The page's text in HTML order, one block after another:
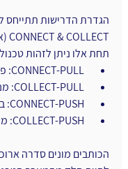
הגדרת הדרישות תתייחס
CONNECT & COLLECT (אנשים) ב) PULL & PUSH.
תחת אלו ניתן לזהות
CONNECT-PULL: פורום שאלות תשובות
COLLECT-PULL: מנוע חיפוש; ארכיונים ומאגרי ידע
CONNECT-PUSH: בלוגים ומיקרו-בלוגים
COLLECT-PUSH: מערכות ניהול לקחים; WIKI
הכותבים מונים סדרה